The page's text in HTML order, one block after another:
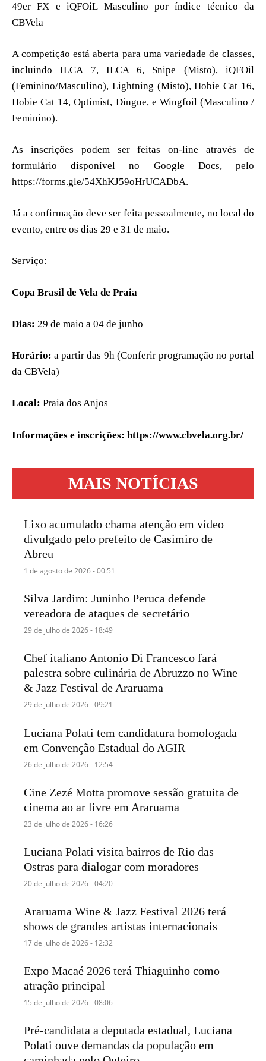
49er FX e iQFOiL Masculino por índice técnico da
CBVela
A competição está aberta para uma variedade de classes,
incluindo ILCA 7, ILCA 6, Snipe (Misto), iQFOil
(Feminino/Masculino), Lightning (Misto), Hobie Cat 16,
Hobie Cat 14, Optimist, Dingue, e Wingfoil (Masculino /
Feminino).
As inscrições podem ser feitas on-line através de
formulário disponível no Google Docs, pelo
https://forms.gle/54XhKJ59oHrUCADbA.
Já a confirmação deve ser feita pessoalmente, no local do
evento, entre os dias 29 e 31 de maio.
Serviço:
Copa Brasil de Vela de Praia
Dias: 29 de maio a 04 de junho
Horário: a partir das 9h (Conferir programação no portal
da CBVela)
Local: Praia dos Anjos
Informações e inscrições: https://www.cbvela.org.br/
MAIS NOTÍCIAS
Lixo acumulado chama atenção em vídeo
divulgado pelo prefeito de Casimiro de
Abreu
1 de agosto de 2026 - 00:51
Silva Jardim: Juninho Peruca defende
vereadora de ataques de secretário
29 de julho de 2026 - 18:49
Chef italiano Antonio Di Francesco fará
palestra sobre culinária de Abruzzo no Wine
& Jazz Festival de Araruama
29 de julho de 2026 - 09:21
Luciana Polati tem candidatura homologada
em Convenção Estadual do AGIR
26 de julho de 2026 - 12:54
Cine Zezé Motta promove sessão gratuita de
cinema ao ar livre em Araruama
23 de julho de 2026 - 16:26
Luciana Polati visita bairros de Rio das
Ostras para dialogar com moradores
20 de julho de 2026 - 04:20
Araruama Wine & Jazz Festival 2026 terá
shows de grandes artistas internacionais
17 de julho de 2026 - 12:32
Expo Macaé 2026 terá Thiaguinho como
atração principal
15 de julho de 2026 - 08:06
Pré-candidata a deputada estadual, Luciana
Polati ouve demandas da população em